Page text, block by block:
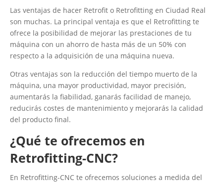
Las ventajas de hacer Retrofit o Retrofitting en Ciudad Real
son muchas. La principal ventaja es que el Retrofitting te
ofrece la posibilidad de mejorar las prestaciones de tu
máquina con un ahorro de hasta más de un 50% con
respecto a la adquisición de una máquina nueva.
Otras ventajas son la reducción del tiempo muerto de la
máquina, una mayor productividad, mayor precisión,
aumentarás la fiabilidad, ganarás facilidad de manejo,
reducirás costes de mantenimiento y mejorarás la calidad
del producto final.
¿Qué te ofrecemos en
Retrofitting-CNC?
En Retrofitting-CNC te ofrecemos soluciones a medida del